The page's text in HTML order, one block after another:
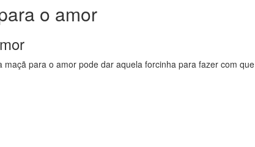
o amor
maçã para o amor pode dar aquela forcinha para fazer com que